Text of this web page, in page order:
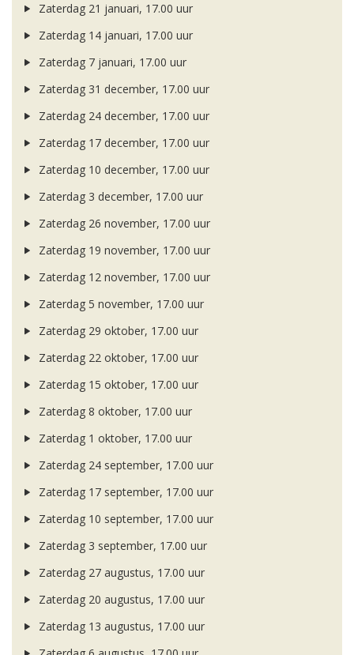
Zaterdag 21 januari, 17.00 uur
Zaterdag 14 januari, 17.00 uur
Zaterdag 7 januari, 17.00 uur
Zaterdag 31 december, 17.00 uur
Zaterdag 24 december, 17.00 uur
Zaterdag 17 december, 17.00 uur
Zaterdag 10 december, 17.00 uur
Zaterdag 3 december, 17.00 uur
Zaterdag 26 november, 17.00 uur
Zaterdag 19 november, 17.00 uur
Zaterdag 12 november, 17.00 uur
Zaterdag 5 november, 17.00 uur
Zaterdag 29 oktober, 17.00 uur
Zaterdag 22 oktober, 17.00 uur
Zaterdag 15 oktober, 17.00 uur
Zaterdag 8 oktober, 17.00 uur
Zaterdag 1 oktober, 17.00 uur
Zaterdag 24 september, 17.00 uur
Zaterdag 17 september, 17.00 uur
Zaterdag 10 september, 17.00 uur
Zaterdag 3 september, 17.00 uur
Zaterdag 27 augustus, 17.00 uur
Zaterdag 20 augustus, 17.00 uur
Zaterdag 13 augustus, 17.00 uur